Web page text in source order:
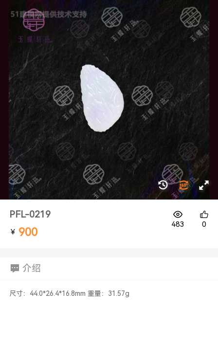
1688
PFL-0219
￥ 900
483 0
介绍
尺寸：44.0*26.4*16.8mm 重量：31.57g